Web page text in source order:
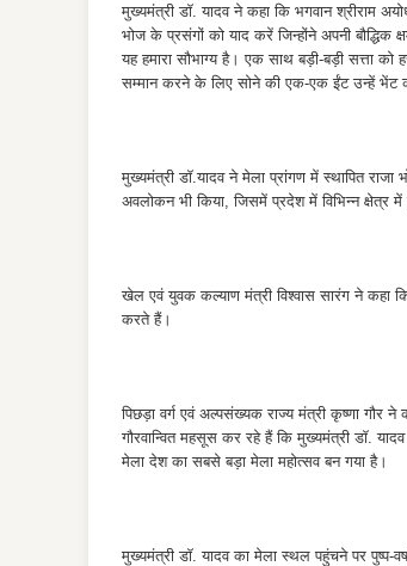
मुख्यमंत्री डॉ. यादव ने कहा कि भगवान श्रीराम
भोज के प्रसंगों को याद करें जिन्होंने अपनी बौद्धिक
यह हमारा सौभाग्य है। एक साथ बड़ी-बड़ी सत्ता को
सम्मान करने के लिए सोने की एक-एक ईंट उन्हें भेंट
मुख्यमंत्री डॉ.यादव ने मेला प्रांगण में स्थापित राजा
अवलोकन भी किया, जिसमें प्रदेश में विभिन्न क्षेत्र में
खेल एवं युवक कल्याण मंत्री विश्वास सारंग ने कहा
करते हैं।
पिछड़ा वर्ग एवं अल्पसंख्यक राज्य मंत्री कृष्णा गौर
गौरवान्वित महसूस कर रहे हैं कि मुख्यमंत्री डॉ.
मेला देश का सबसे बड़ा मेला महोत्सव बन गया है।
मुख्यमंत्री डॉ. यादव का मेला स्थल पहुंचने पर पुष्प-